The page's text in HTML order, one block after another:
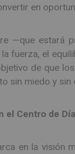
en
—que estará
fuerza, el
de que
sin miedo y sin
el Centro de
en la visión